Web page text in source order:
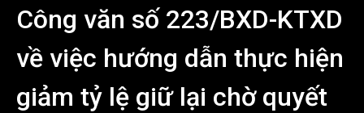
Công văn số 223/BXD-KTXD
về việc hướng dẫn thực hiện
giảm tỷ lệ giữ lại chờ quyết